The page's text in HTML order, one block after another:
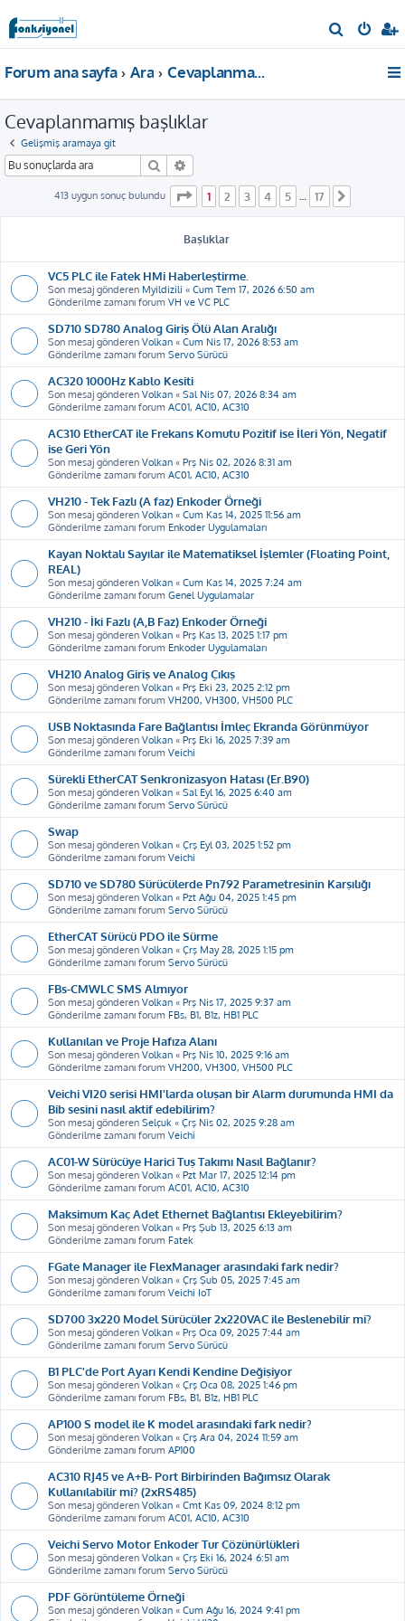
r
Forum ana sayfa Ara Cevaplanmamış başlıklar
Cevaplanmamış başlıklar
Gelişmiş aramaya git
Ara
413 uygun sonuç bulundu . sayfa (Toplam 17 sayfa)
1 2 3 4 5 17
Başlıklar
VC5 PLC ile Fatek HMi Haberleştirme.
Son mesaj gönderen Myildizili « Cum Tem 17, 2026 6:50 am
Gönderilme zamanı forum VH ve VC PLC
SD710 SD780 Analog Giriş Ölü Alan Aralığı
Son mesaj gönderen Volkan « Cum Nis 17, 2026 8:53 am
Gönderilme zamanı forum Servo Sürücü
AC320 1000Hz Kablo Kesiti
Son mesaj gönderen Volkan « Sal Nis 07, 2026 8:34 am
Gönderilme zamanı forum AC01, AC10, AC310
AC310 EtherCAT ile Frekans Komutu Pozitif ise İleri Yön, Negatif
ise Geri Yön
Son mesaj gönderen Volkan « Prş Nis 02, 2026 8:31 am
Gönderilme zamanı forum AC01, AC10, AC310
VH210 - Tek Fazlı (A faz) Enkoder Örneği
Son mesaj gönderen Volkan « Cum Kas 14, 2025 11:56 am
Gönderilme zamanı forum Enkoder Uygulamaları
Kayan Noktalı Sayılar ile Matematiksel İşlemler (Floating Point,
REAL)
Son mesaj gönderen Volkan « Cum Kas 14, 2025 7:24 am
Gönderilme zamanı forum Genel Uygulamalar
VH210 - İki Fazlı (A,B Faz) Enkoder Örneği
Son mesaj gönderen Volkan « Prş Kas 13, 2025 1:17 pm
Gönderilme zamanı forum Enkoder Uygulamaları
VH210 Analog Giriş ve Analog Çıkış
Son mesaj gönderen Volkan « Prş Eki 23, 2025 2:12 pm
Gönderilme zamanı forum VH200, VH300, VH500 PLC
USB Noktasında Fare Bağlantısı İmleç Ekranda Görünmüyor
Son mesaj gönderen Volkan « Prş Eki 16, 2025 7:39 am
Gönderilme zamanı forum Veichi
Sürekli EtherCAT Senkronizasyon Hatası (Er.B90)
Son mesaj gönderen Volkan « Sal Eyl 16, 2025 6:40 am
Gönderilme zamanı forum Servo Sürücü
Swap
Son mesaj gönderen Volkan « Çrş Eyl 03, 2025 1:52 pm
Gönderilme zamanı forum Veichi
SD710 ve SD780 Sürücülerde Pn792 Parametresinin Karşılığı
Son mesaj gönderen Volkan « Pzt Ağu 04, 2025 1:45 pm
Gönderilme zamanı forum Servo Sürücü
EtherCAT Sürücü PDO ile Sürme
Son mesaj gönderen Volkan « Çrş May 28, 2025 1:15 pm
Gönderilme zamanı forum Servo Sürücü
FBs-CMWLC SMS Almıyor
Son mesaj gönderen Volkan « Prş Nis 17, 2025 9:37 am
Gönderilme zamanı forum FBs, B1, B1z, HB1 PLC
Kullanılan ve Proje Hafıza Alanı
Son mesaj gönderen Volkan « Prş Nis 10, 2025 9:16 am
Gönderilme zamanı forum VH200, VH300, VH500 PLC
Veichi VI20 serisi HMI'larda oluşan bir Alarm durumunda HMI da
Bib sesini nasıl aktif edebilirim?
Son mesaj gönderen Selçuk « Çrş Nis 02, 2025 9:28 am
Gönderilme zamanı forum Veichi
AC01-W Sürücüye Harici Tuş Takımı Nasıl Bağlanır?
Son mesaj gönderen Volkan « Pzt Mar 17, 2025 12:14 pm
Gönderilme zamanı forum AC01, AC10, AC310
Maksimum Kaç Adet Ethernet Bağlantısı Ekleyebilirim?
Son mesaj gönderen Volkan « Prş Şub 13, 2025 6:13 am
Gönderilme zamanı forum Fatek
FGate Manager ile FlexManager arasındaki fark nedir?
Son mesaj gönderen Volkan « Çrş Şub 05, 2025 7:45 am
Gönderilme zamanı forum Veichi IoT
SD700 3x220 Model Sürücüler 2x220VAC ile Beslenebilir mi?
Son mesaj gönderen Volkan « Prş Oca 09, 2025 7:44 am
Gönderilme zamanı forum Servo Sürücü
B1 PLC'de Port Ayarı Kendi Kendine Değişiyor
Son mesaj gönderen Volkan « Çrş Oca 08, 2025 1:46 pm
Gönderilme zamanı forum FBs, B1, B1z, HB1 PLC
AP100 S model ile K model arasındaki fark nedir?
Son mesaj gönderen Volkan « Çrş Ara 04, 2024 11:59 am
Gönderilme zamanı forum AP100
AC310 RJ45 ve A+B- Port Birbirinden Bağımsız Olarak
Kullanılabilir mi? (2xRS485)
Son mesaj gönderen Volkan « Cmt Kas 09, 2024 8:12 pm
Gönderilme zamanı forum AC01, AC10, AC310
Veichi Servo Motor Enkoder Tur Çözünürlükleri
Son mesaj gönderen Volkan « Çrş Eki 16, 2024 6:51 am
Gönderilme zamanı forum Servo Sürücü
PDF Görüntüleme Örneği
Son mesaj gönderen Volkan « Cum Ağu 16, 2024 9:41 pm